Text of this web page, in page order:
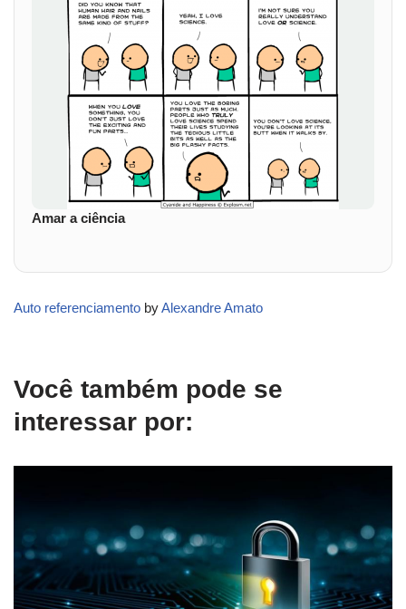
Amar a ciência
Auto referenciamento byAlexandre Amato
Você também pode se
interessar por: